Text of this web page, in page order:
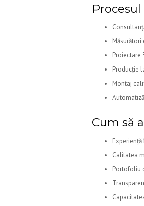
Proiectare
Producție
Montaj
Cum să
Calitatea
Portofoliu